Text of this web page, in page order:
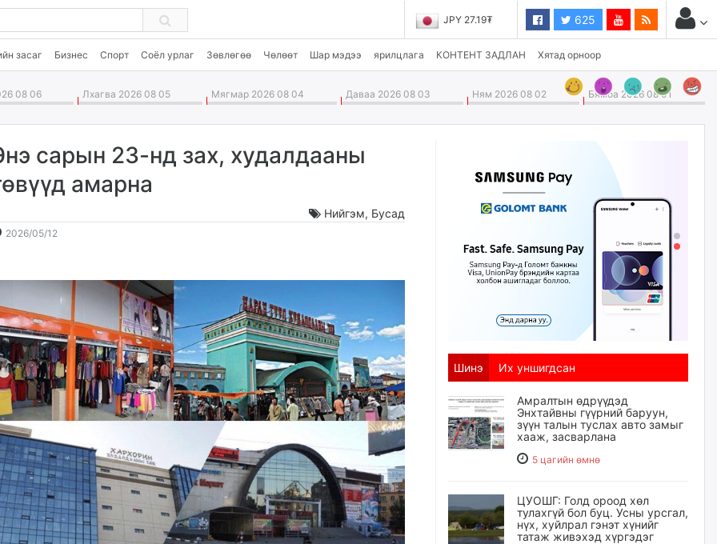
JPY 27.19₮ 625
засаг Бизнес Спорт Соёл урлаг Зөвлөгөө Чөлөөт Шар мэдээ ярилцлага КОНТЕНТ ЗАДЛАН Хятад орноор
08 06 Лхагва 2026 08 05 Мягмар 2026 08 04 Даваа 2026 08 03 Ням 2026 08 02 Бямба 2026 08 01
сарын 23-нд зах, худалдааны
амарна
Нийгэм, Бусад
2026/05/12
13:13:33
20:56:22
Шинэ Их уншигдсан
Амралтын өдрүүдэд
Энхтайвны гүүрний баруун,
зүүн талын туслах авто замыг
хааж, засварлана
5 цагийн өмнө
ЦУОШГ: Голд ороод хөл
тулахгүй бол буц. Усны урсгал,
нүх, хуйлрал гэнэт хүнийг
татаж живэхэд хүргэдэг